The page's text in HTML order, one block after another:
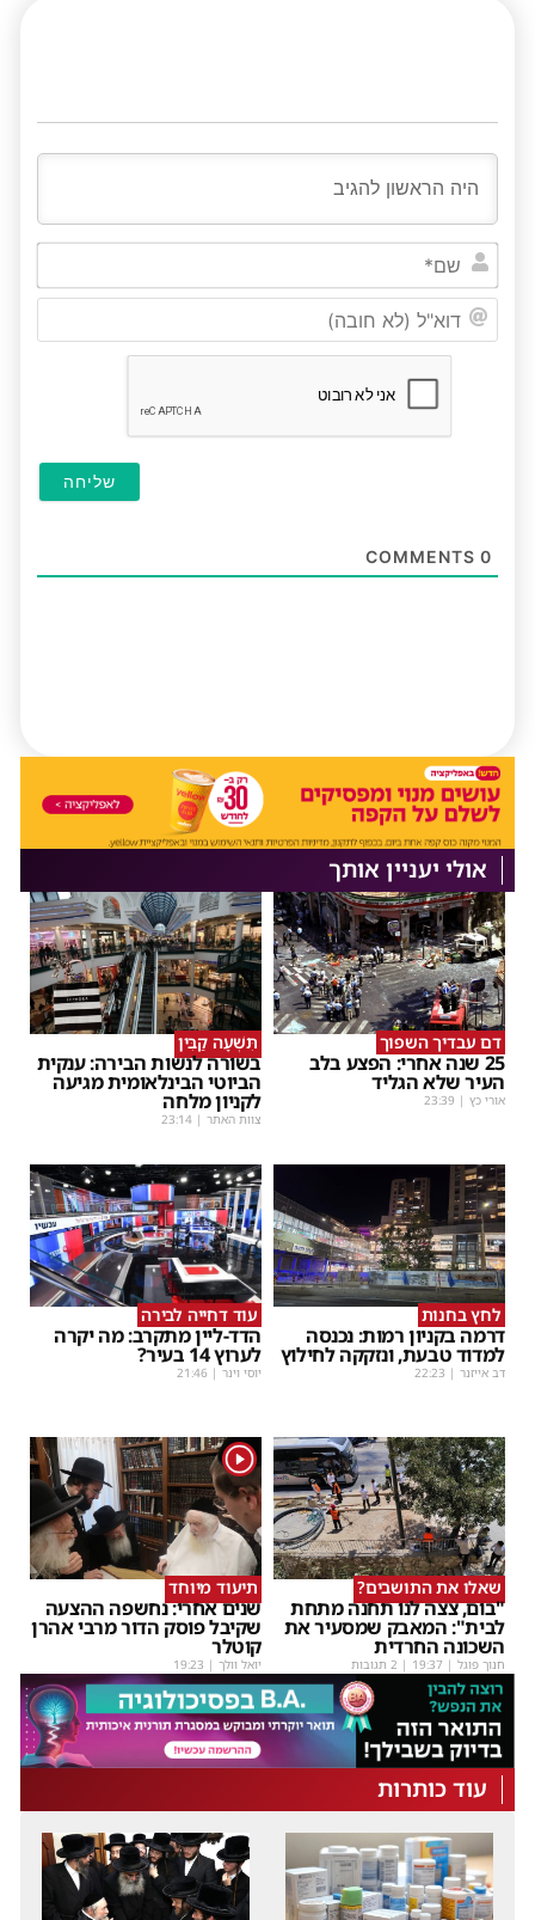
0
אולי יעניין אותך
דם עבדיך השפוך
25 שנה אחרי: הפצע בלב
העיר שלא הגליד
אורי כץ |
23:39
תִּשְׁעָה קַבִּין
בשורה לנשות הבירה: ענקית
הביוטי הבינלאומית מגיעה
לקניון מלחה
צוות האתר |
23:14
לחץ בחנות
דרמה בקניון רמות: נכנסה
למדוד טבעת, ונזקקה לחילוץ
דב אייזנר |
22:23
עוד דחייה לבירה
הדד-ליין מתקרב: מה יקרה
לערוץ 14 בעיר?
יוסי וינר |
21:46
שאלו את התושבים?
"בום, צצה לנו תחנה מתחת
לבית": המאבק שמסעיר את
השכונה החרדית
חנוך פוגל |
19:37 | 2 תגובות
1
תיעוד מיוחד
שנים אחרי: נחשפה ההצעה
שקיבל פוסק הדור מרבי אהרן
קוטלר
יואל וולך |
19:23
עוד כותרות